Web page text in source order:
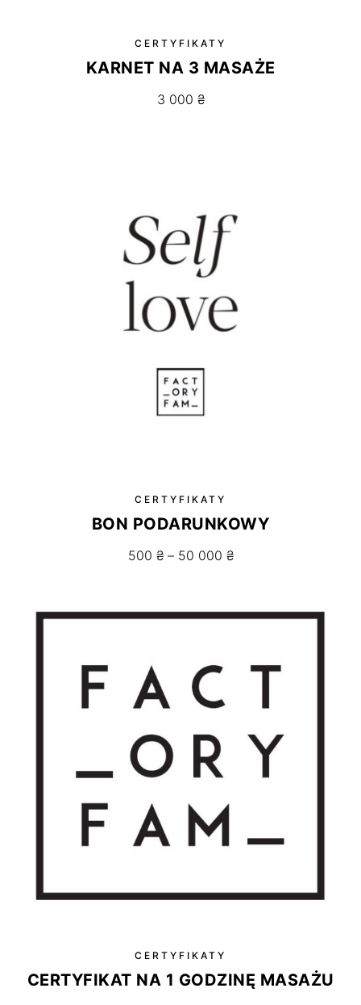
CERTYFIKATY
KARNET NA 3 MASAŻE
3 000 ₴
CERTYFIKATY
BON PODARUNKOWY
500 ₴ – 50 000 ₴Zakres cen: od 500
Ten
wiele
Opcje
można
wybrać
na
stronie
produktu
CERTYFIKATY
CERTYFIKAT NA 1 GODZINĘ MASAŻU